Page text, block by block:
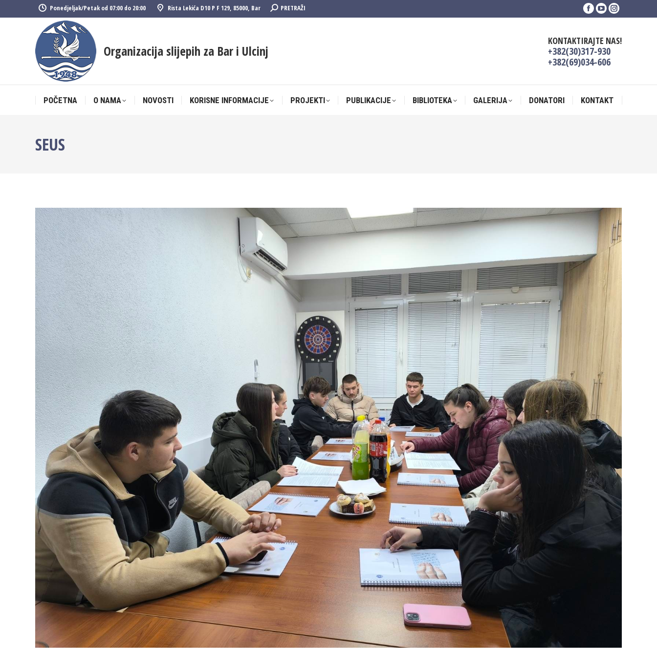
Ponedjeljak/Petak od 07:00 do 20:00 Rista Lekića D10 P F 129, 85000, Bar Search:PRETRAŽI
Facebook
in
new
window
YouTube
in
new
window
Instagram
in
Organizacija slijepih za Bar i Ulcinj
KONTAKTIRAJTE NAS!
+382(30)317-930
+382(69)034-606
POČETNA O NAMA NOVOSTI KORISNE INFORMACIJE PROJEKTI PUBLIKACIJE BIBLIOTEKA GALERIJA DONATORI KONTAKT
SEUS
POČETNA O NAMA NOVOSTI KORISNE INFORMACIJE PROJEKTI PUBLIKACIJE BIBLIOTEKA GALERIJA DONATORI KONTAKT